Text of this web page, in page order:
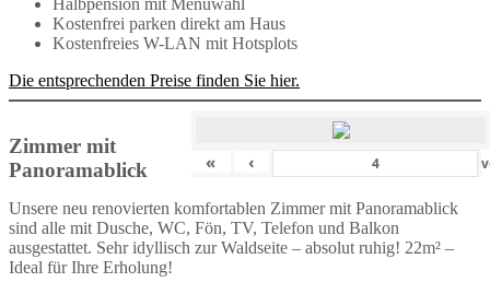
Halbpension mit Menüwahl
Kostenfrei parken direkt am Haus
Kostenfreies W-LAN mit Hotsplots
Die entsprechenden Preise finden Sie hier.
« ‹
Zimmer mit
Panoramablick
Unsere neu renovierten komfortablen Zimmer mit Panoramablick
sind alle mit Dusche, WC, Fön, TV, Telefon und Balkon
ausgestattet. Sehr idyllisch zur Waldseite – absolut ruhig! 22m² –
Ideal für Ihre Erholung!